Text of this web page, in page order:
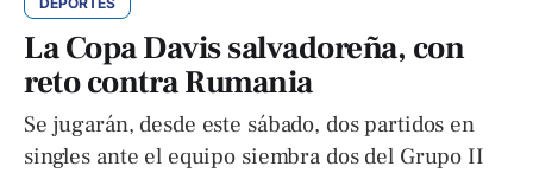
La Copa Davis salvadoreña, con
reto contra Rumania
Se jugarán, desde este sábado, dos partidos en
singles ante el equipo siembra dos del Grupo II